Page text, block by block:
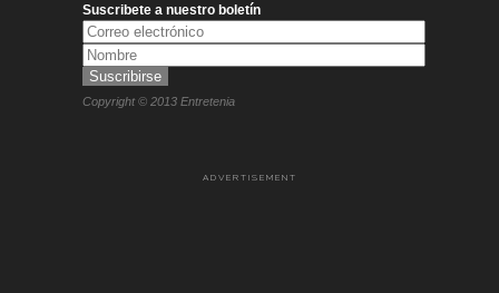
Suscribete a nuestro boletín
Copyright © 2013 Entretenia
ADVERTISEMENT